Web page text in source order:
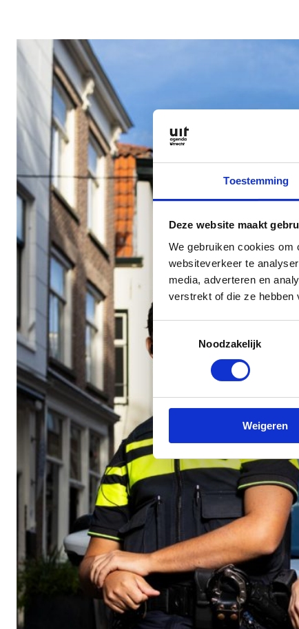
Toestemming
Deze website maakt
We gebruiken cookies om
websiteverkeer te
media, adverteren en
verstrekt of die ze hebben
Noodzakelijk
Weigeren